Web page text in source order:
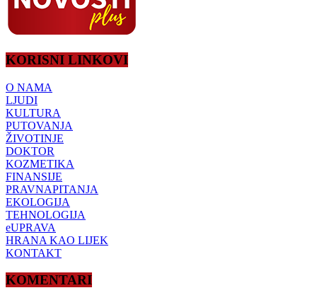
KORISNI LINKOVI
O NAMA
LJUDI
KULTURA
PUTOVANJA
ŽIVOTINJE
DOKTOR
KOZMETIKA
FINANSIJE
PRAVNAPITANJA
EKOLOGIJA
TEHNOLOGIJA
eUPRAVA
HRANA KAO LIJEK
KONTAKT
KOMENTARI